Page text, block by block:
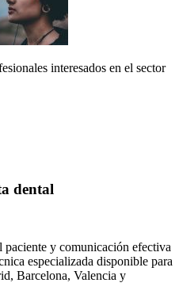
interesados en el sector
dental
y comunicación efectiva
especializada disponible para
Barcelona, Valencia y